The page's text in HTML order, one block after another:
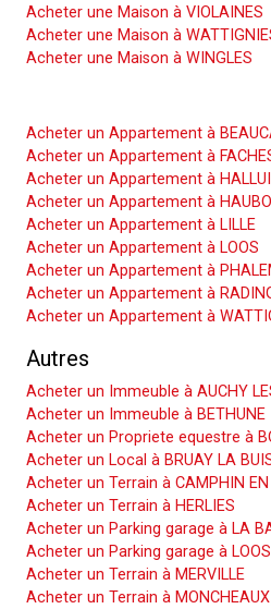
Acheter une Maison à VIOLAINES
Acheter une Maison à
Acheter une Maison à WINGLES
Acheter un Appartement à
Acheter un Appartement à
Acheter un Appartement à
Acheter un Appartement à
Acheter un Appartement à LILLE
Acheter un Appartement à LOOS
Acheter un Appartement à
Acheter un Appartement à
Acheter un Appartement à
Autres
Acheter un Immeuble à AUCHY
Acheter un Immeuble à BETHUNE
Acheter un Propriete equestre à
Acheter un Local à BRUAY LA
Acheter un Terrain à CAMPHIN EN
Acheter un Terrain à HERLIES
Acheter un Parking garage à LA
Acheter un Parking garage à LOOS
Acheter un Terrain à MERVILLE
Acheter un Terrain à MONCHEAUX